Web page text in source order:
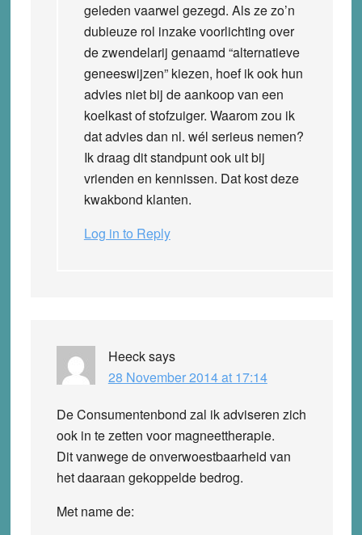
geleden vaarwel gezegd. Als ze zo’n
dubieuze rol inzake voorlichting over
de zwendelarij genaamd “alternatieve
geneeswijzen” kiezen, hoef ik ook hun
advies niet bij de aankoop van een
koelkast of stofzuiger. Waarom zou ik
dat advies dan nl. wél serieus nemen?
Ik draag dit standpunt ook uit bij
vrienden en kennissen. Dat kost deze
kwakbond klanten.
Log in to Reply
Heecksays
28 November 2014 at 17:14
De Consumentenbond zal ik adviseren zich
ook in te zetten voor magneettherapie.
Dit vanwege de onverwoestbaarheid van
het daaraan gekoppelde bedrog.
Met name de: